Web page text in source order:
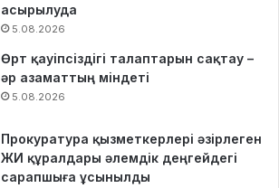
асырылуда
5.08.2026
Өрт қауіпсіздігі талаптарын сақтау –
әр азаматтың міндеті
5.08.2026
Прокуратура қызметкерлері әзірлеген
ЖИ құралдары әлемдік деңгейдегі
сарапшыға ұсынылды